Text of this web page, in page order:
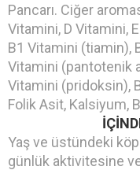
Pancarı. Ciğer
Vitamini, D Vitamini,
B1 Vitamini (tiamin),
Vitamini (pantotenik
Vitamini (pridoksin),
Folik Asit, Kalsiyum,
Yaş ve üstündeki
günlük aktivitesine